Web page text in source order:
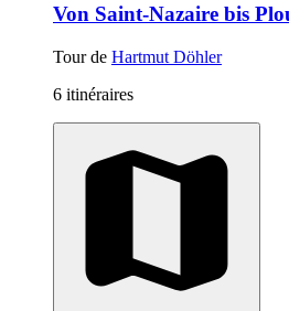
Von Saint-Nazaire bis
Tour de Hartmut Döhler
6 itinéraires